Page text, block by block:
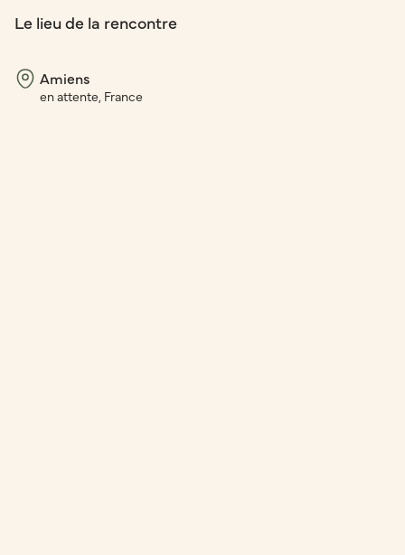
Le lieu de la rencontre
Amiens
en attente, France